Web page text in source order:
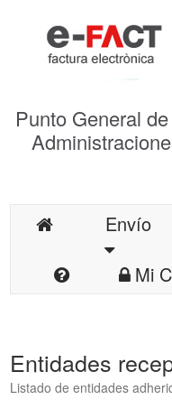
Punto General
Envío
Mi
Entidades
Listado de entidades